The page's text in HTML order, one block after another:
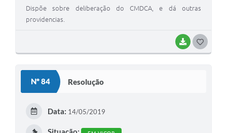
BAIXAR
Dispõe sobre deliberação do CMDCA, e dá outras
providencias.
Nº 84 Resolução
Data: 14/05/2019